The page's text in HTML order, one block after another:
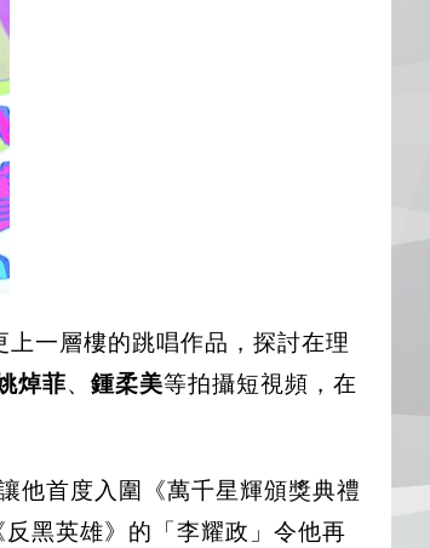
一層樓的跳唱作品，探討在理
焯菲、 鍾柔美等拍攝短視頻，在
他首度入圍《萬千星輝頒獎典禮
黑英雄》的「李耀政」令他再